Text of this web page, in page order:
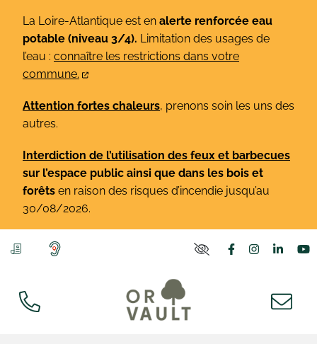
contenu
La Loire-Atlantique est en alerte renforcée eau
potable (niveau 3/4). Limitation des usages de
l’eau : connaître les restrictions dans votre
commune.
Attention fortes chaleurs, prenons soin les uns des
autres.
Interdiction de l’utilisation des feux et barbecues
sur l’espace public ainsi que dans les bois et
forêts en raison des risques d’incendie jusqu’au
30/08/2026.
Lien vers le
Lien vers
Lien